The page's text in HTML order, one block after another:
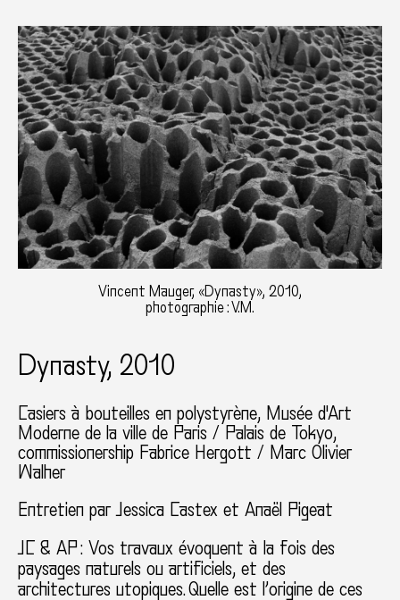
Vincent Mauger, «Dynasty», 2010,
photographie : V.M.
Dynasty, 2010
Casiers à bouteilles en polystyrène Musée d'Art
Moderne de la ville de Paris / Palais de Tokyo
commissionership Fabrice Hergott / Marc Olivier
Walher
Entretien par Jessica Castex et Anaël Pigeat
JC & AP : Vos travaux évoquent à la fois des
paysages naturels ou artificiels, et des
architectures utopiques. Quelle est l’origine de ces